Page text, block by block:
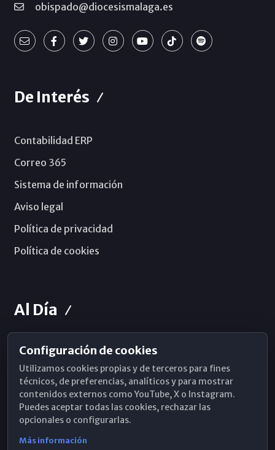
obispado@diocesismalaga.es
De Interés
Contabilidad ERP
Correo 365
Sistema de información
Aviso legal
Política de privacidad
Política de cookies
Al Día
Horarios de Misa
Hemeroteca
WhatsApp
Configuración de cookies
Utilizamos cookies propias y de terceros para fines
técnicos, de preferencias, analíticos y para mostrar
contenidos externos como YouTube, X o Instagram.
Puedes aceptar todas las cookies, rechazar las
opcionales o configurarlas.
Más información